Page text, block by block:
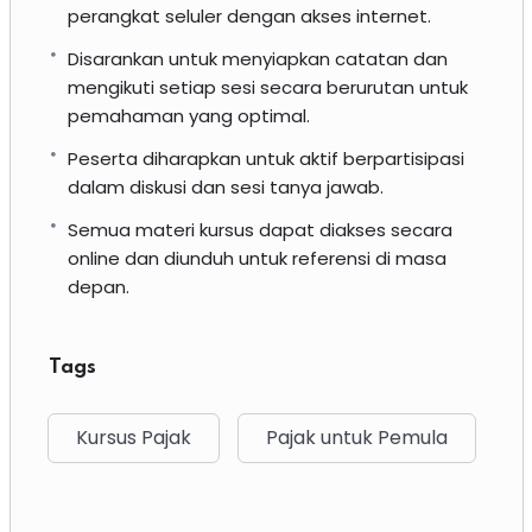
perangkat seluler dengan akses internet.
Disarankan untuk menyiapkan catatan dan
mengikuti setiap sesi secara berurutan untuk
pemahaman yang optimal.
Peserta diharapkan untuk aktif berpartisipasi
dalam diskusi dan sesi tanya jawab.
Semua materi kursus dapat diakses secara
online dan diunduh untuk referensi di masa
depan.
Tags
Kursus Pajak Pajak untuk Pemula